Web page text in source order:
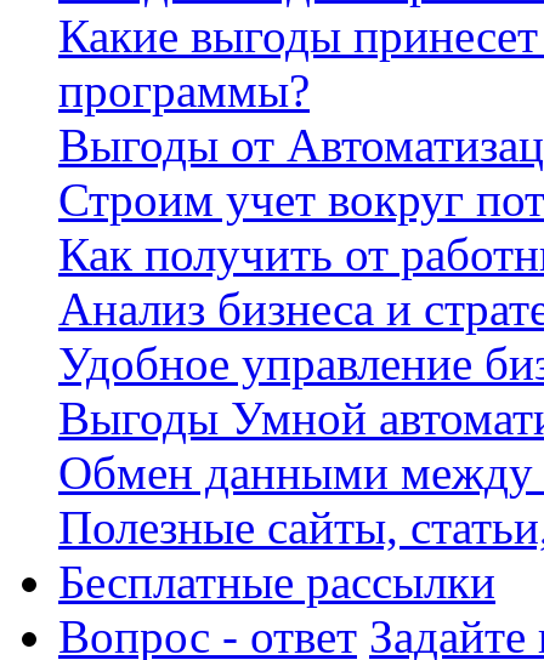
Какие выгоды
программы?
Выгоды от
Строим учет вокруг
Как получить от
Анализ бизнеса и
Удобное управление
Выгоды Умной
Обмен данными между
Полезные сайты,
Бесплатные рассылки
Вопрос - ответ